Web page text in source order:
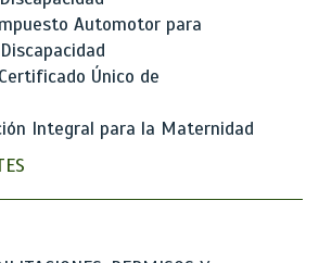
Automotor para
Único de
Integral para la Maternidad